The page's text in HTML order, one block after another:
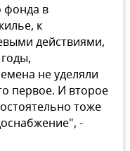
фонда в
к
действиями,
не уделяли
первое. И второе
тоже
-